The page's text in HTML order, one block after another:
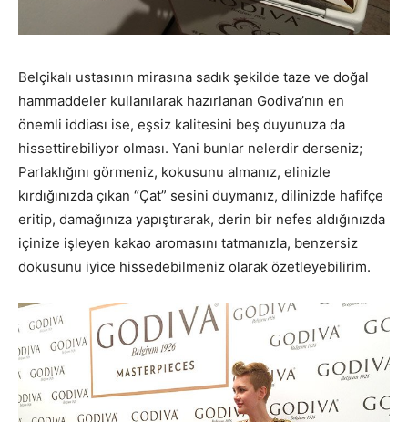
Belçikalı ustasının mirasına sadık şekilde taze ve doğal
hammaddeler kullanılarak hazırlanan Godiva’nın en
önemli iddiası ise, eşsiz kalitesini beş duyunuza da
hissettirebiliyor olması. Yani bunlar nelerdir derseniz;
Parlaklığını görmeniz, kokusunu almanız, elinizle
kırdığınızda çıkan “Çat” sesini duymanız, dilinizde hafifçe
eritip, damağınıza yapıştırarak, derin bir nefes aldığınızda
içinize işleyen kakao aromasını tatmanızla, benzersiz
dokusunu iyice hissedebilmeniz olarak özetleyebilirim.